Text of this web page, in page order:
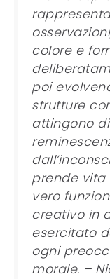
colore e
poi
strutture
attingono
prende
vero
creativo in
esercitato
ogni
morale. –